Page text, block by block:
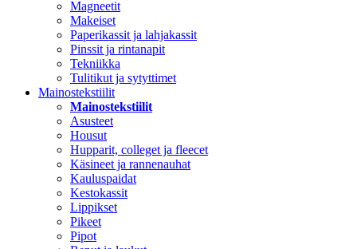
Magneetit
Makeiset
Paperikassit ja lahjakassit
Pinssit ja rintanapit
Tekniikka
Tulitikut ja sytyttimet
Mainostekstiilit
Mainostekstiilit
Asusteet
Housut
Hupparit, colleget ja fleecet
Käsineet ja rannenauhat
Kauluspaidat
Kestokassit
Lippikset
Pikeet
Pipot